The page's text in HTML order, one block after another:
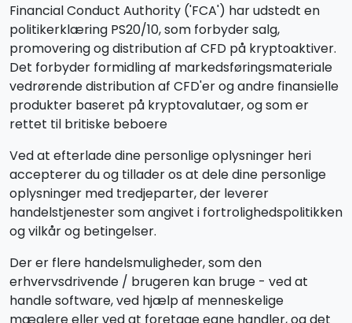
Financial Conduct Authority ('FCA') har udstedt en
politikerklæring PS20/10, som forbyder salg,
promovering og distribution af CFD på kryptoaktiver.
Det forbyder formidling af markedsføringsmateriale
vedrørende distribution af CFD'er og andre finansielle
produkter baseret på kryptovalutaer, og som er
rettet til britiske beboere
Ved at efterlade dine personlige oplysninger heri
accepterer du og tillader os at dele dine personlige
oplysninger med tredjeparter, der leverer
handelstjenester som angivet i fortrolighedspolitikken
og vilkår og betingelser.
Der er flere handelsmuligheder, som den
erhvervsdrivende / brugeren kan bruge - ved at
handle software, ved hjælp af menneskelige
mæglere eller ved at foretage egne handler, og det